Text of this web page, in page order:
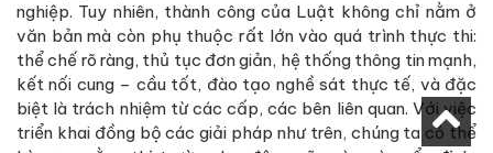
nghiệp. Tuy nhiên, thành công của Luật không chỉ nằm ở
văn bản mà còn phụ thuộc rất lớn vào quá trình thực thi:
thể chế rõ ràng, thủ tục đơn giản, hệ thống thông tin mạnh,
kết nối cung – cầu tốt, đào tạo nghề sát thực tế, và đặc
biệt là trách nhiệm từ các cấp, các bên liên quan. Với việc
triển khai đồng bộ các giải pháp như trên, chúng ta có thể